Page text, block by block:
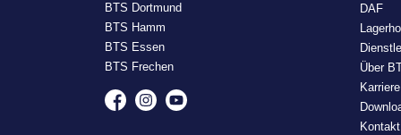
BTS Dortmund
BTS Hamm
BTS Essen
BTS Frechen
DAF
Über
Karriere
Kontakt